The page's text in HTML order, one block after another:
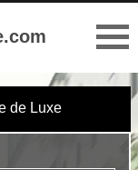
de Luxe